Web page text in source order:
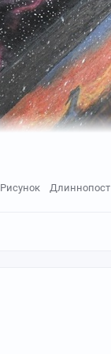
Рисунок Длиннопост